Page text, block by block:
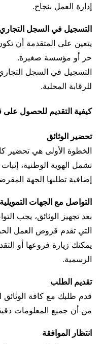
إدارة العمل بنجاح.
التسجيل في السجل التجاري
يتعين على المتقدمة أن
حر أو مؤسسة صغيرة.
التسجيل في السجل
للرقابة المحلية.
كيفية التقديم للحصول
تحضير الوثائق
الخطوة الأولى هي تحضير
تشمل الهوية الوطنية،
إضافية تطلبها الجهة
التواصل مع الجهات التمويلية
بعد تجهيز الوثائق، يجب
التي تقدم قروض العمل
يمكنك زيارة فروعها أو
الرسمية.
تقديم الطلب
قدم طلبك مع كافة الوثائق
من أن جميع المعلومات
انتظار الموافقة